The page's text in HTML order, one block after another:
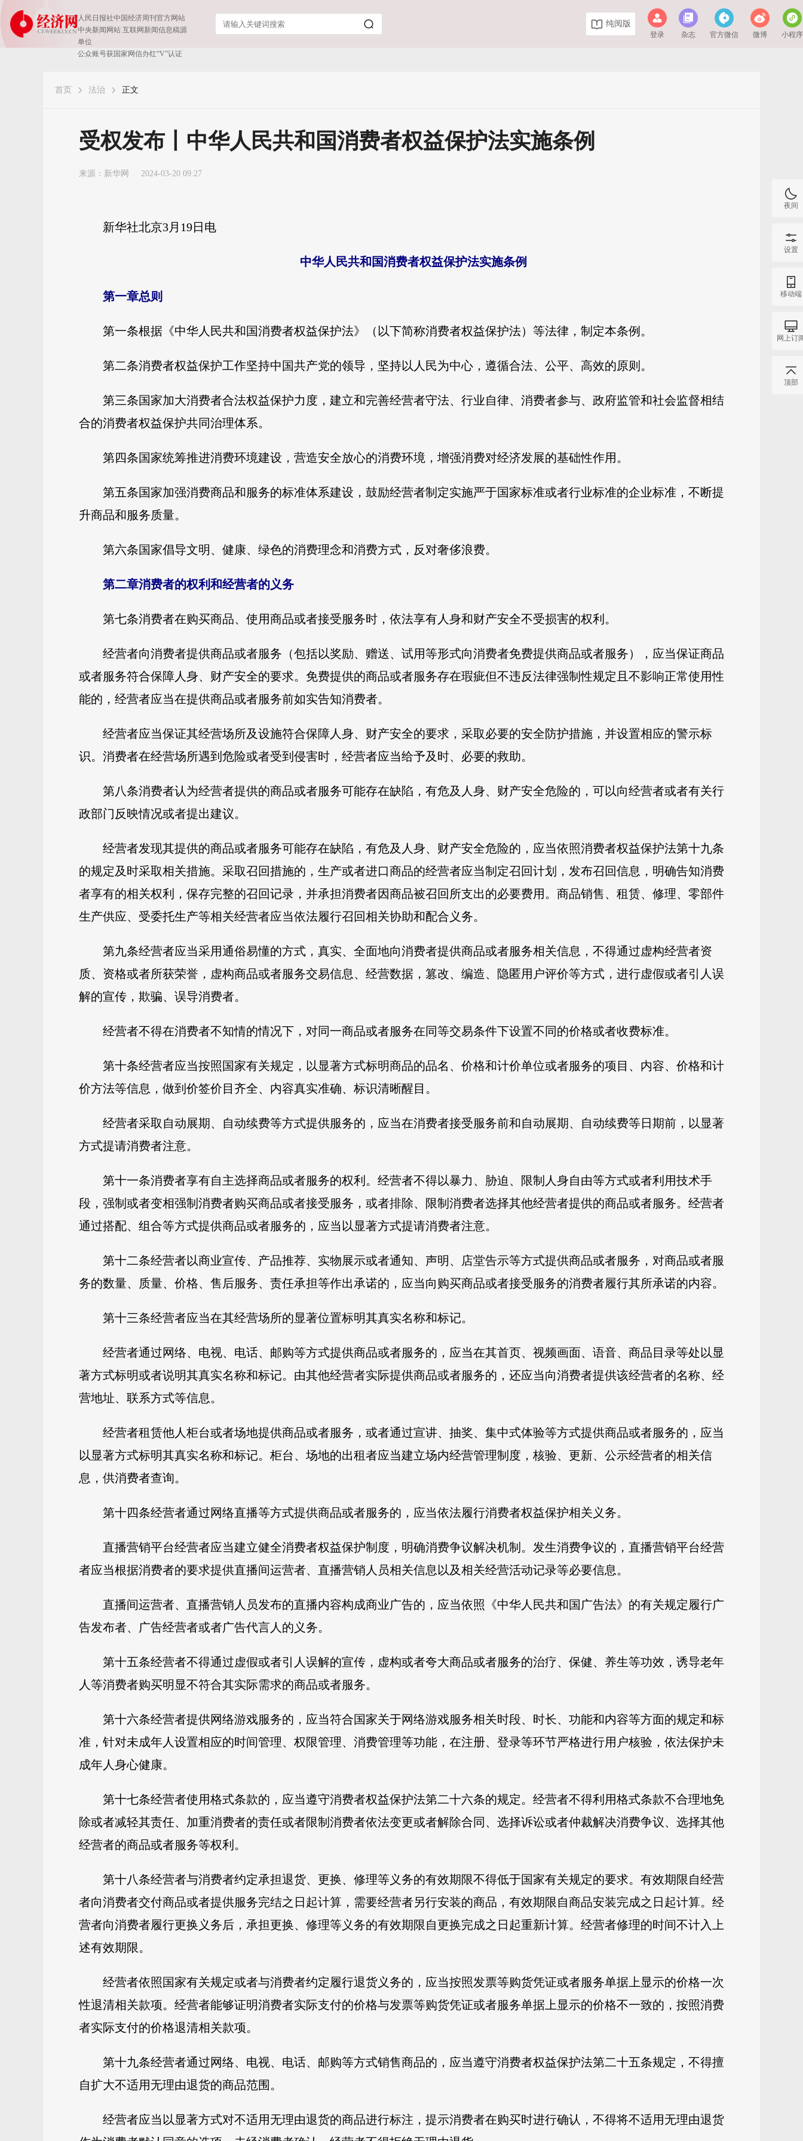
人民日报社中国经济周刊官方网站
中央新闻网站 互联网新闻信息稿源
单位
公众账号获国家网信办红“V”认证
纯阅版
登录 杂志 官方微信 微博 小程序
首页 法治 正文
受权发布丨中华人民共和国消费者权益保护法实施条例
来源： 新华网 2024-03-20 09:27
新华社北京3月19日电
中华人民共和国消费者权益保护法实施条例
第一章总则
第一条根据《中华人民共和国消费者权益保护法》（以下简称消费者权益保护法）等法律，制定本条例。
第二条消费者权益保护工作坚持中国共产党的领导，坚持以人民为中心，遵循合法、公平、高效的原则。
第三条国家加大消费者合法权益保护力度，建立和完善经营者守法、行业自律、消费者参与、政府监管和社会监督相结
合的消费者权益保护共同治理体系。
第四条国家统筹推进消费环境建设，营造安全放心的消费环境，增强消费对经济发展的基础性作用。
第五条国家加强消费商品和服务的标准体系建设，鼓励经营者制定实施严于国家标准或者行业标准的企业标准，不断提
升商品和服务质量。
第六条国家倡导文明、健康、绿色的消费理念和消费方式，反对奢侈浪费。
第二章消费者的权利和经营者的义务
第七条消费者在购买商品、使用商品或者接受服务时，依法享有人身和财产安全不受损害的权利。
经营者向消费者提供商品或者服务（包括以奖励、赠送、试用等形式向消费者免费提供商品或者服务），应当保证商品
或者服务符合保障人身、财产安全的要求。免费提供的商品或者服务存在瑕疵但不违反法律强制性规定且不影响正常使用性
能的，经营者应当在提供商品或者服务前如实告知消费者。
经营者应当保证其经营场所及设施符合保障人身、财产安全的要求，采取必要的安全防护措施，并设置相应的警示标
识。消费者在经营场所遇到危险或者受到侵害时，经营者应当给予及时、必要的救助。
第八条消费者认为经营者提供的商品或者服务可能存在缺陷，有危及人身、财产安全危险的，可以向经营者或者有关行
政部门反映情况或者提出建议。
经营者发现其提供的商品或者服务可能存在缺陷，有危及人身、财产安全危险的，应当依照消费者权益保护法第十九条
的规定及时采取相关措施。采取召回措施的，生产或者进口商品的经营者应当制定召回计划，发布召回信息，明确告知消费
者享有的相关权利，保存完整的召回记录，并承担消费者因商品被召回所支出的必要费用。商品销售、租赁、修理、零部件
生产供应、受委托生产等相关经营者应当依法履行召回相关协助和配合义务。
第九条经营者应当采用通俗易懂的方式，真实、全面地向消费者提供商品或者服务相关信息，不得通过虚构经营者资
质、资格或者所获荣誉，虚构商品或者服务交易信息、经营数据，篡改、编造、隐匿用户评价等方式，进行虚假或者引人误
解的宣传，欺骗、误导消费者。
经营者不得在消费者不知情的情况下，对同一商品或者服务在同等交易条件下设置不同的价格或者收费标准。
第十条经营者应当按照国家有关规定，以显著方式标明商品的品名、价格和计价单位或者服务的项目、内容、价格和计
价方法等信息，做到价签价目齐全、内容真实准确、标识清晰醒目。
经营者采取自动展期、自动续费等方式提供服务的，应当在消费者接受服务前和自动展期、自动续费等日期前，以显著
方式提请消费者注意。
第十一条消费者享有自主选择商品或者服务的权利。经营者不得以暴力、胁迫、限制人身自由等方式或者利用技术手
段，强制或者变相强制消费者购买商品或者接受服务，或者排除、限制消费者选择其他经营者提供的商品或者服务。经营者
通过搭配、组合等方式提供商品或者服务的，应当以显著方式提请消费者注意。
第十二条经营者以商业宣传、产品推荐、实物展示或者通知、声明、店堂告示等方式提供商品或者服务，对商品或者服
务的数量、质量、价格、售后服务、责任承担等作出承诺的，应当向购买商品或者接受服务的消费者履行其所承诺的内容。
第十三条经营者应当在其经营场所的显著位置标明其真实名称和标记。
经营者通过网络、电视、电话、邮购等方式提供商品或者服务的，应当在其首页、视频画面、语音、商品目录等处以显
著方式标明或者说明其真实名称和标记。由其他经营者实际提供商品或者服务的，还应当向消费者提供该经营者的名称、经
营地址、联系方式等信息。
经营者租赁他人柜台或者场地提供商品或者服务，或者通过宣讲、抽奖、集中式体验等方式提供商品或者服务的，应当
以显著方式标明其真实名称和标记。柜台、场地的出租者应当建立场内经营管理制度，核验、更新、公示经营者的相关信
息，供消费者查询。
第十四条经营者通过网络直播等方式提供商品或者服务的，应当依法履行消费者权益保护相关义务。
直播营销平台经营者应当建立健全消费者权益保护制度，明确消费争议解决机制。发生消费争议的，直播营销平台经营
者应当根据消费者的要求提供直播间运营者、直播营销人员相关信息以及相关经营活动记录等必要信息。
直播间运营者、直播营销人员发布的直播内容构成商业广告的，应当依照《中华人民共和国广告法》的有关规定履行广
告发布者、广告经营者或者广告代言人的义务。
第十五条经营者不得通过虚假或者引人误解的宣传，虚构或者夸大商品或者服务的治疗、保健、养生等功效，诱导老年
人等消费者购买明显不符合其实际需求的商品或者服务。
第十六条经营者提供网络游戏服务的，应当符合国家关于网络游戏服务相关时段、时长、功能和内容等方面的规定和标
准，针对未成年人设置相应的时间管理、权限管理、消费管理等功能，在注册、登录等环节严格进行用户核验，依法保护未
成年人身心健康。
第十七条经营者使用格式条款的，应当遵守消费者权益保护法第二十六条的规定。经营者不得利用格式条款不合理地免
除或者减轻其责任、加重消费者的责任或者限制消费者依法变更或者解除合同、选择诉讼或者仲裁解决消费争议、选择其他
经营者的商品或者服务等权利。
第十八条经营者与消费者约定承担退货、更换、修理等义务的有效期限不得低于国家有关规定的要求。有效期限自经营
者向消费者交付商品或者提供服务完结之日起计算，需要经营者另行安装的商品，有效期限自商品安装完成之日起计算。经
营者向消费者履行更换义务后，承担更换、修理等义务的有效期限自更换完成之日起重新计算。经营者修理的时间不计入上
述有效期限。
经营者依照国家有关规定或者与消费者约定履行退货义务的，应当按照发票等购货凭证或者服务单据上显示的价格一次
性退清相关款项。经营者能够证明消费者实际支付的价格与发票等购货凭证或者服务单据上显示的价格不一致的，按照消费
者实际支付的价格退清相关款项。
第十九条经营者通过网络、电视、电话、邮购等方式销售商品的，应当遵守消费者权益保护法第二十五条规定，不得擅
自扩大不适用无理由退货的商品范围。
经营者应当以显著方式对不适用无理由退货的商品进行标注，提示消费者在购买时进行确认，不得将不适用无理由退货
夜间
设置
移动端
网上订
顶部